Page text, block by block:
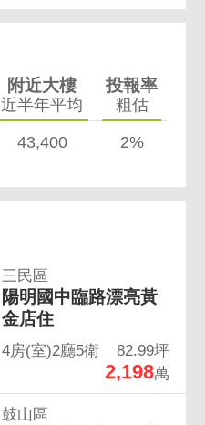
附近大樓
近半年平均
投報率
粗估
43,400 2%
三民區
陽明國中臨路漂亮黃
金店住
4房(室)2廳5衛 82.99坪
2,198萬
鼓山區